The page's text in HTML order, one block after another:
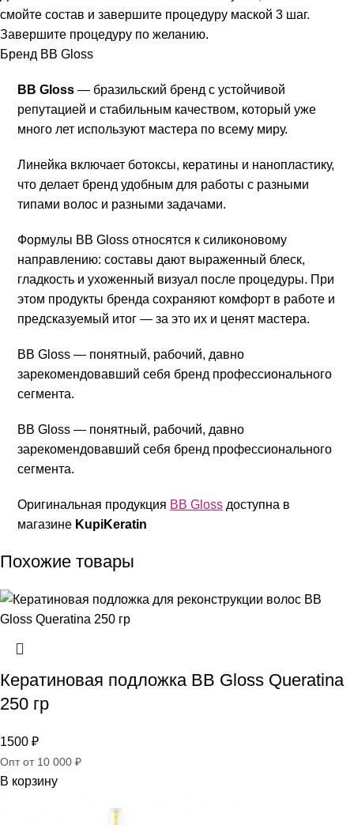
смойте состав и завершите процедуру маской 3 шаг.
Завершите процедуру по желанию.
Бренд BB Gloss
BB Gloss — бразильский бренд с устойчивой
репутацией и стабильным качеством, который уже
много лет используют мастера по всему миру.
Линейка включает ботоксы, кератины и нанопластику,
что делает бренд удобным для работы с разными
типами волос и разными задачами.
Формулы BB Gloss относятся к силиконовому
направлению: составы дают выраженный блеск,
гладкость и ухоженный визуал после процедуры. При
этом продукты бренда сохраняют комфорт в работе и
предсказуемый итог — за это их и ценят мастера.
BB Gloss — понятный, рабочий, давно
зарекомендовавший себя бренд профессионального
сегмента.
BB Gloss — понятный, рабочий, давно
зарекомендовавший себя бренд профессионального
сегмента.
Оригинальная продукция BB Gloss доступна в
магазине KupiKeratin
Похожие товары
Кератиновая подложка BB Gloss Queratina
250 гр
1500 ₽
Опт от 10 000 ₽
В корзину